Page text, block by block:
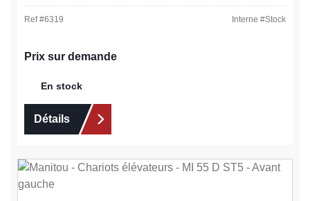
Ref #6319 Interne #Stock
Prix sur demande
En stock
Détails